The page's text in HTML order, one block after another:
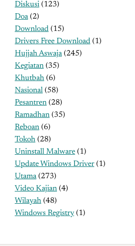
Diskusi (123)
Doa(2)
Download (15)
Drivers Free Download (1)
Hujjah Aswaja(245)
Kegiatan (35)
Khutbah (6)
Nasional (58)
Pesantren (28)
Ramadhan (35)
Reboan (6)
Tokoh (28)
Uninstall Malware (1)
Update Windows Driver (1)
Utama(273)
Video Kajian (4)
Wilayah (48)
Windows Registry (1)